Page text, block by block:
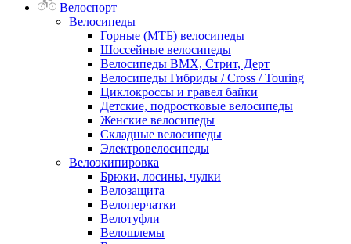
Велоспорт
Велосипеды
Горные (МТБ) велосипеды
Шоссейные велосипеды
Велосипеды BMX, Стрит, Дерт
Велосипеды Гибриды / Cross / Touring
Циклокроссы и гравел байки
Детские, подростковые велосипеды
Женские велосипеды
Складные велосипеды
Электровелосипеды
Велоэкипировка
Брюки, лосины, чулки
Велозащита
Велоперчатки
Велотуфли
Велошлемы